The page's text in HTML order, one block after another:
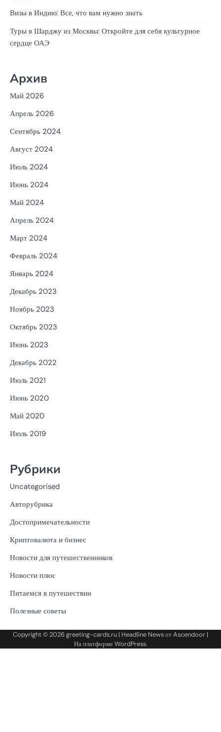
Визы в Индию: Все, что вам нужно знать
Туры в Шарджу из Москвы: Откройте для себя культурное
сердце ОАЭ
Архив
Май 2026
Апрель 2026
Сентябрь 2024
Август 2024
Июль 2024
Июнь 2024
Май 2024
Апрель 2024
Март 2024
Февраль 2024
Январь 2024
Декабрь 2023
Ноябрь 2023
Октябрь 2023
Июнь 2023
Декабрь 2022
Июль 2021
Июнь 2020
Май 2020
Июль 2019
Рубрики
Uncategorised
Авторубрика
Достопримечательности
Криптовалюта и бизнес
Новости для путешественников
Новости плюс
Питаемся в путешествии
Полезные советы
Copyright © 2026greeting-cards.ru | Headline News отAscendoor |
На платформеWordPress.